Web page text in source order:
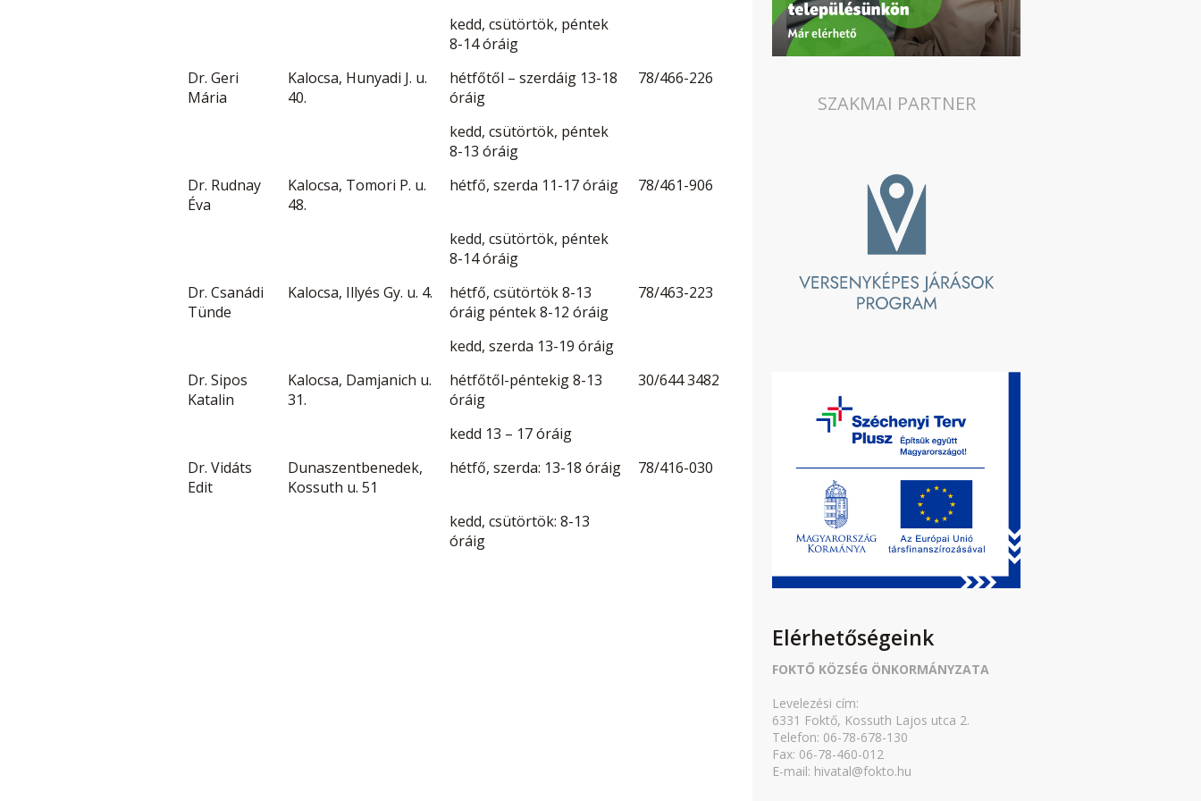
kedd, csütörtök, péntek
8-14 óráig
Dr. Geri
Mária
Kalocsa, Hunyadi J. u.
40.
hétfőtől – szerdáig 13-18
óráig
78/466-226
kedd, csütörtök, péntek
8-13 óráig
Dr. Rudnay
Éva
Kalocsa, Tomori P. u.
48.
hétfő, szerda 11-17 óráig 78/461-906
kedd, csütörtök, péntek
8-14 óráig
Dr. Csanádi
Tünde
Kalocsa, Illyés Gy. u. 4.
hétfő, csütörtök 8-13
óráig péntek 8-12 óráig
78/463-223
kedd, szerda 13-19 óráig
Dr. Sipos
Katalin
Kalocsa, Damjanich u.
31.
hétfőtől-péntekig 8-13
óráig
30/644 3482
kedd 13 – 17 óráig
Dr. Vidáts
Edit
Dunaszentbenedek,
Kossuth u. 51
hétfő, szerda: 13-18 óráig 78/416-030
kedd, csütörtök: 8-13
óráig
SZAKMAI PARTNER
Elérhetőségeink
FOKTŐ KÖZSÉG ÖNKORMÁNYZATA
Levelezési cím:
6331 Foktő, Kossuth Lajos utca 2.
Telefon: 06-78-678-130
Fax: 06-78-460-012
E-mail: hivatal@fokto.hu